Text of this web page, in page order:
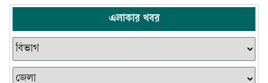
এলাকার খবর